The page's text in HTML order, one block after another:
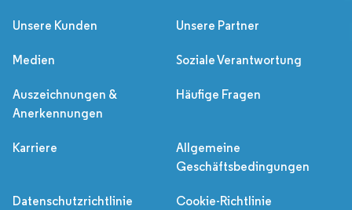
Unsere Kunden Unsere Partner
Medien Soziale Verantwortung
Auszeichnungen &
Anerkennungen
Häufige Fragen
Karriere
Allgemeine
Geschäftsbedingungen
Datenschutzrichtlinie Cookie-Richtlinie